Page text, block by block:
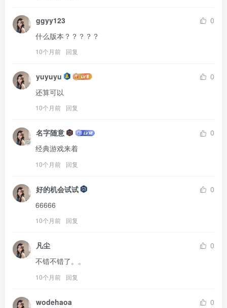
ggyy123
0
什么版本？？？？？
10个月前 回复
yuyuyu
0
还算可以
10个月前 回复
名字随意
0
经典游戏来着
10个月前 回复
好的机会试试
0
66666
10个月前 回复
凡尘
0
不错不错了。。
10个月前 回复
wodehaoa 0